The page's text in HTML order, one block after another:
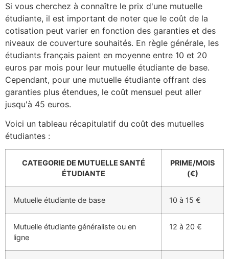
Si vous cherchez à connaître le prix d'une mutuelle
étudiante, il est important de noter que le coût de la
cotisation peut varier en fonction des garanties et des
niveaux de couverture souhaités. En règle générale, les
étudiants français paient en moyenne entre 10 et 20
euros par mois pour leur mutuelle étudiante de base.
Cependant, pour une mutuelle étudiante offrant des
garanties plus étendues, le coût mensuel peut aller
jusqu'à 45 euros.
Voici un tableau récapitulatif du coût des mutuelles
étudiantes :
CATEGORIE DE MUTUELLE SANTÉ
ÉTUDIANTE
PRIME/MOIS
(€)
Mutuelle étudiante de base 10 à 15 €
Mutuelle étudiante généraliste ou en
ligne
12 à 20 €